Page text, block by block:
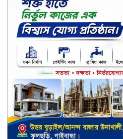
‘শেখ
দায় নিয়ে
মধ্যরাতে
বলাকা
নিরাপদ ও
গড়তে কাজ
গভর্নর